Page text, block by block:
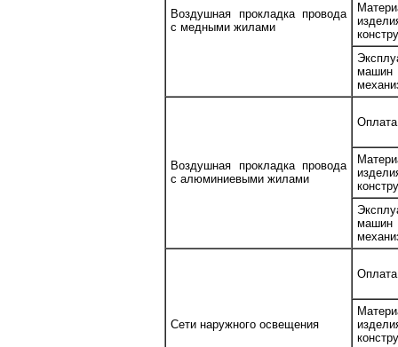
Воздушная прокладка провода
с медными жилами
Воздушная прокладка провода
с алюминиевыми жилами
Сети наружного освещения